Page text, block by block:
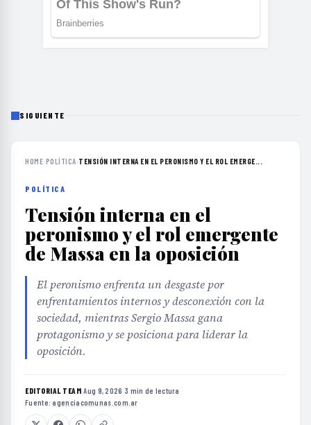
SIGUIENTE
HOME›POLÍTICA›TENSIÓN INTERNA EN EL PERONISMO Y EL ROL EMERGE...
POLÍTICA
Tensión interna en el
peronismo y el rol emergente
de Massa en la oposición
El peronismo enfrenta un desgaste por
enfrentamientos internos y desconexión con la
sociedad, mientras Sergio Massa gana
protagonismo y se posiciona para liderar la
oposición.
EDITORIAL TEAM·Aug 9, 2026 ·3 min de lectura ·
Fuente:agenciacomunas.com.ar